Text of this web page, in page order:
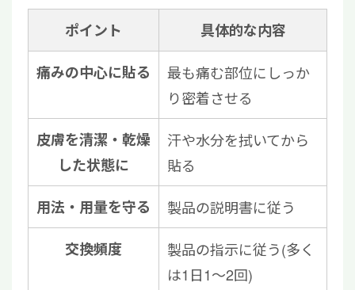
ポイント 具体的な内容
痛みの中心に貼る
最も痛む部位にしっか
り密着させる
皮膚を清潔・乾燥
した状態に
汗や水分を拭いてから
貼る
用法・用量を守る 製品の説明書に従う
交換頻度
製品の指示に従う(多く
は1日1〜2回)